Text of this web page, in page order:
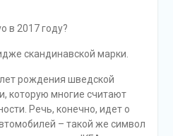
скандинавской марки.
рождения шведской
которую многие считают
Речь, конечно, идет о
– такой же символ